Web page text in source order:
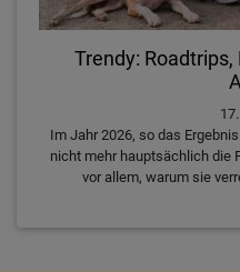
Trendy:
Im Jahr 2026, so das
nicht mehr hauptsächlich die
vor allem, warum sie